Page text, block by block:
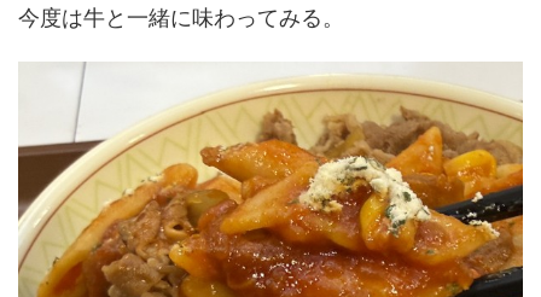
今度は牛と一緒に味わってみる。